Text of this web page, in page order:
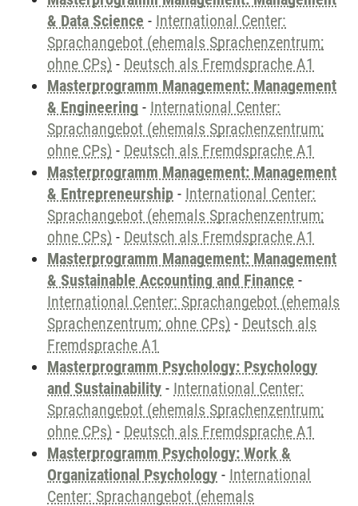
& Data Science - International Center:
Sprachangebot (ehemals Sprachenzentrum;
ohne CPs) - Deutsch als Fremdsprache A1
Masterprogramm Management: Management
& Engineering - International Center:
Sprachangebot (ehemals Sprachenzentrum;
ohne CPs) - Deutsch als Fremdsprache A1
Masterprogramm Management: Management
& Entrepreneurship - International Center:
Sprachangebot (ehemals Sprachenzentrum;
ohne CPs) - Deutsch als Fremdsprache A1
Masterprogramm Management: Management
& Sustainable Accounting and Finance -
International Center: Sprachangebot (ehemals
Sprachenzentrum; ohne CPs) - Deutsch als
Fremdsprache A1
Masterprogramm Psychology: Psychology
and Sustainability - International Center:
Sprachangebot (ehemals Sprachenzentrum;
ohne CPs) - Deutsch als Fremdsprache A1
Masterprogramm Psychology: Work &
Organizational Psychology - International
Center: Sprachangebot (ehemals